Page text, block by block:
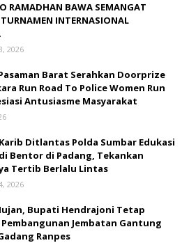
RAMADHAN BAWA SEMANGAT
TURNAMEN INTERNASIONAL
2026
Barat Serahkan Doorprize
Run Road To Police Women Run
Antusiasme Masyarakat
Ditlantas Polda Sumbar Edukasi
Bentor di Padang, Tekankan
Tertib Berlalu Lintas
2026
Bupati Hendrajoni Tetap
Pembangunan Jembatan Gantung
Ranpes